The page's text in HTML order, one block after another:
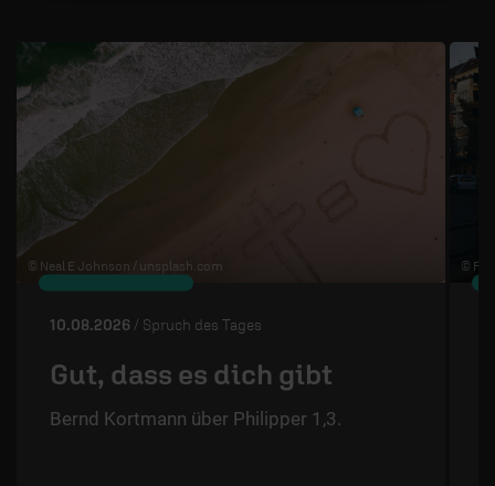
© Neal E Johnson / unsplash.com
10.08.2026 / Spruch des Tages
Gut, dass es dich gibt
Bernd Kortmann über Philipper 1,3.
© Flo